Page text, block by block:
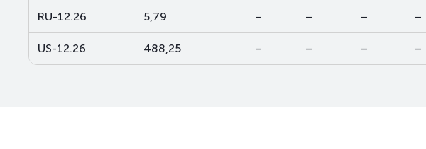
RU-12.26 5,79 – – – –
US-12.26 488,25 – – – –